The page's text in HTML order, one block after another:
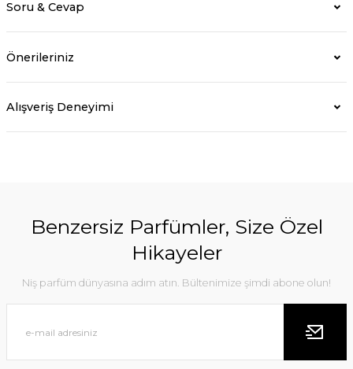
Soru & Cevap
Önerileriniz
Alışveriş Deneyimi
Benzersiz Parfümler, Size Özel
Hikayeler
Niş parfüm dünyasına adım atın. Bültenimize şimdi abone olun!